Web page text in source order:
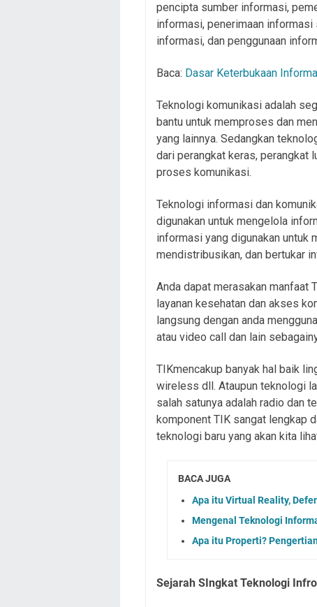
pencipta sumber informasi,
informasi, penerimaan
informasi, dan penggunaan
Baca: Dasar Keterbukaan
Teknologi komunikasi adalah
bantu untuk memproses dan
yang lainnya. Sedangkan
dari perangkat keras, perangkat
proses komunikasi.
Teknologi informasi dan
digunakan untuk mengelola
informasi yang digunakan untuk
mendistribusikan, dan bertukar
Anda dapat merasakan manfaat
layanan kesehatan dan akses
langsung dengan anda
atau video call dan lain
TIKmencakup banyak hal baik
wireless dll. Ataupun teknologi
salah satunya adalah radio dan
komponent TIK sangat lengkap
teknologi baru yang akan kita
BACA JUGA
Apa itu Virtual Reality,
Mengenal Teknologi
Apa itu Properti?
Sejarah SIngkat Teknologi